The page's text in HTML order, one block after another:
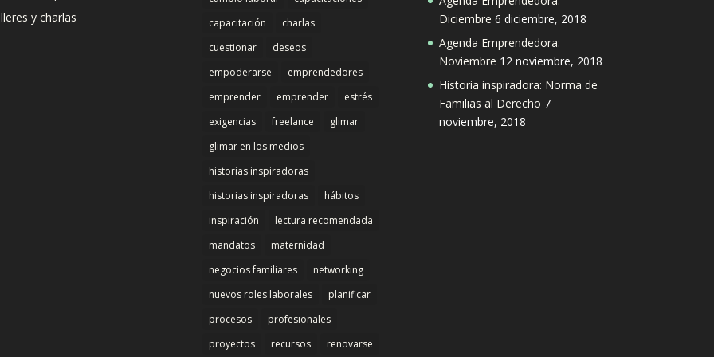
y charlas
capacitación
charlas
cuestionar
deseos
empoderarse
emprendedores
emprender
emprender
estrés
exigencias
freelance
glimar
glimar en los medios
historias inspiradoras
historias inspiradoras
hábitos
inspiración
lectura recomendada
mandatos
maternidad
negocios familiares
networking
nuevos roles laborales
planificar
procesos
profesionales
proyectos
recursos renovarse
Diciembre 6 diciembre, 2018
Agenda Emprendedora:
Noviembre 12 noviembre, 2018
Historia inspiradora: Norma de
Familias al Derecho 7
noviembre, 2018